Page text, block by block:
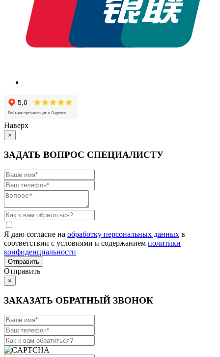
Наверх
×
ЗАДАТЬ ВОПРОС СПЕЦИАЛИСТУ
Я даю согласие на обработку персональных данных в
соответствии с условиями и содержанием политики
конфиденциальности
Отправить
×
ЗАКАЗАТЬ ОБРАТНЫЙ ЗВОНОК